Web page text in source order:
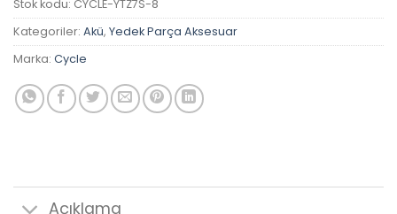
Stok kodu: CYCLE-YTZ7S-8
Kategoriler: Akü, Yedek Parça Aksesuar
Marka: Cycle
Açıklama